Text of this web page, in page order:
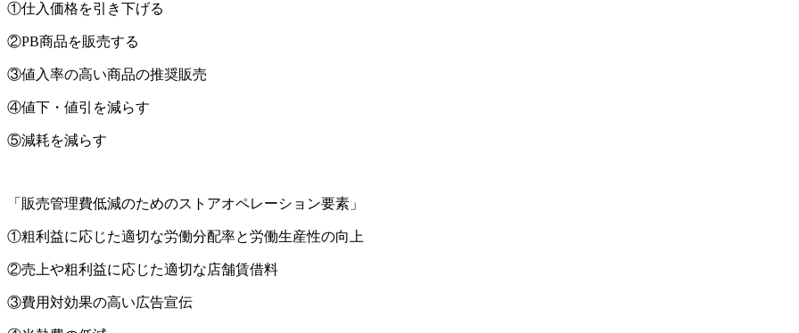
①仕入価格を引き下げる
②PB商品を販売する
③値入率の高い商品の推奨販売
④値下・値引を減らす
⑤減耗を減らす
「販売管理費低減のためのストアオペレーション要素」
①粗利益に応じた適切な労働分配率と労働生産性の向上
②売上や粗利益に応じた適切な店舗賃借料
③費用対効果の高い広告宣伝